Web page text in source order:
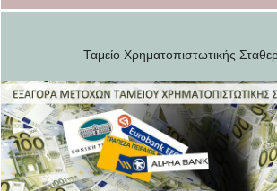
Ταμείο Χρηματοπιστωτικής